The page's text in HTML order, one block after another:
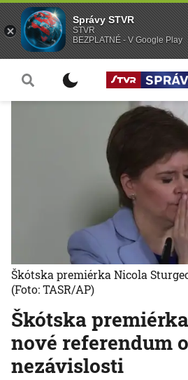
Škótska
nové referendum o
nezávislosti
Škótska premiérka Nicola
(Foto: TASR/AP)
Správy STVR
STVR
BEZPLATNÉ - V Google Play